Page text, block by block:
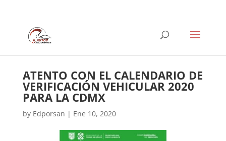
ATENTO CON EL CALENDARIO DE
VERIFICACIÓN VEHICULAR 2020
PARA LA CDMX
by Edporsan | Ene 10, 2020